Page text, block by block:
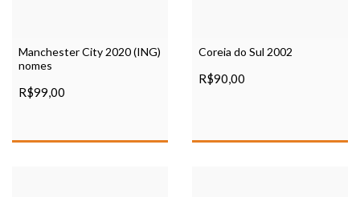
Manchester City 2020 (ING)
nomes
R$99,00
Coreia do Sul 2002
R$90,00